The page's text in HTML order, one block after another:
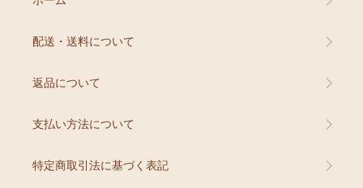
配送・送料について
返品について
支払い方法について
特定商取引法に基づく表記